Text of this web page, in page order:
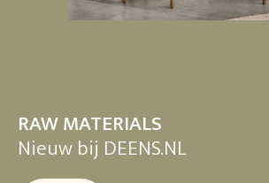
RAW MATERIALS
Nieuw bij DEENS.NL